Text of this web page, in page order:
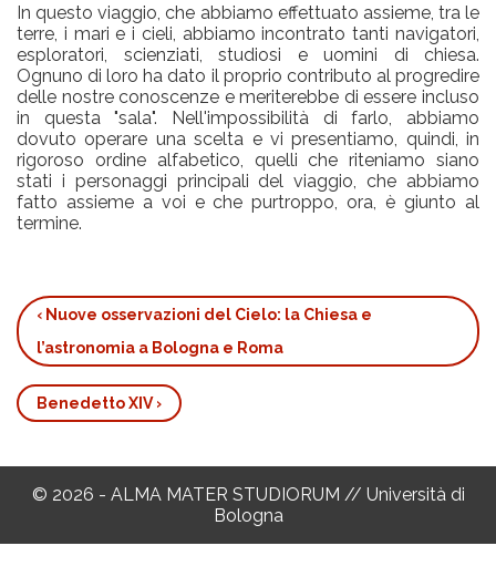
In questo viaggio, che abbiamo effettuato assieme, tra le
terre, i mari e i cieli, abbiamo incontrato tanti navigatori,
esploratori, scienziati, studiosi e uomini di chiesa.
Ognuno di loro ha dato il proprio contributo al progredire
delle nostre conoscenze e meriterebbe di essere incluso
in questa "sala". Nell'impossibilità di farlo, abbiamo
dovuto operare una scelta e vi presentiamo, quindi, in
rigoroso ordine alfabetico, quelli che riteniamo siano
stati i personaggi principali del viaggio, che abbiamo
fatto assieme a voi e che purtroppo, ora, è giunto al
termine.
Book
traversal
links
for
protagonisti
questa
‹ Nuove osservazioni del Cielo: la Chiesa e
l’astronomia a Bologna e Roma
Benedetto XIV›
© 2026 - ALMA MATER STUDIORUM // Università di
Bologna